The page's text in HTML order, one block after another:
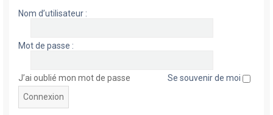
Nom d’utilisateur :
Mot de passe :
J’ai oublié mon mot de passe Se souvenir de moi